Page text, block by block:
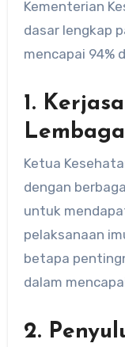
Kementerian
dasar lengkap
mencapai 94%
1.
Lembaga
Ketua
dengan
untuk
pelaksanaan
betapa
dalam
2.